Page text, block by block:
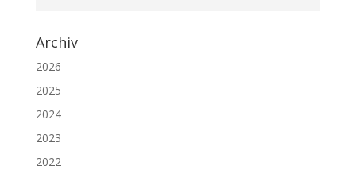
Archiv
2026
2025
2024
2023
2022